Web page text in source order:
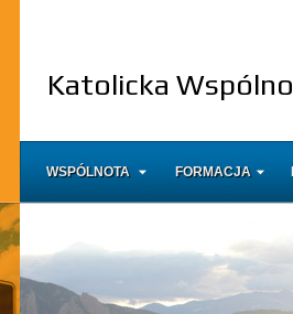
Katolicka
WSPÓLNOTA FORMACJA